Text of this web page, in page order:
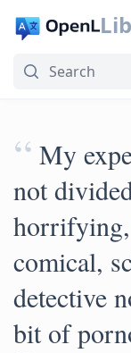
“ My
not
comical,
detective
bit of